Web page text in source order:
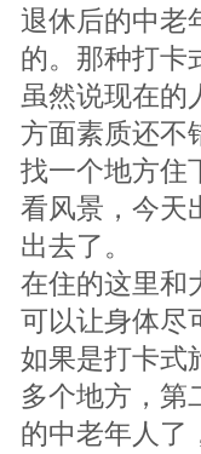
退休后的中老
的。那种打卡
虽然说现在的
方面素质还不
找一个地方住
看风景，今天
出去了。
在住的这里和
可以让身体尽
如果是打卡式
多个地方，第
的中老年人了